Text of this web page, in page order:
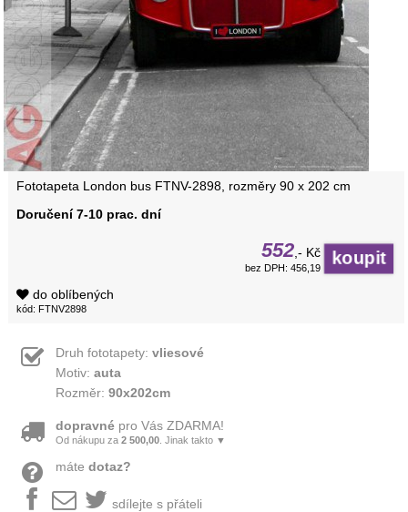
Fototapeta London bus FTNV-2898, rozměry 90 x 202 cm
Doručení 7-10 prac. dní
552 ,- Kč
bez DPH: 456,19
do oblíbených
kód: FTNV2898
Druh fototapety: vliesové
Motiv: auta
Rozměr: 90x202cm
dopravnépro Vás ZDARMA!
Od nákupu za 2 500,00. Jinak takto ▼
máte dotaz?
sdílejte s přáteli